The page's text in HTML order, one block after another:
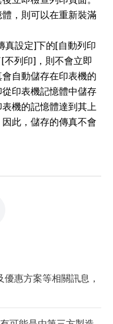
，則可以在重新裝滿
真設定]下的[自動列印
列印]，則不會立即
自動儲存在印表機的
印表機記憶體中儲存
機的記憶體達到其上
此，儲存的傳真不會
惠方案等相關訊息，